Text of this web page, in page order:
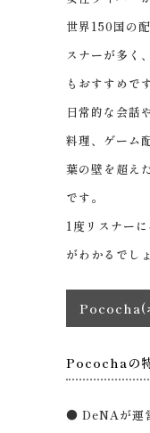
世界150国の
スナーが多く
もおすすめです
日常的な会話
料理、ゲーム
葉の壁を超え
です。
1度リスナー
がわかるでし
Pococha(
Pocochaの
● DeNAが運